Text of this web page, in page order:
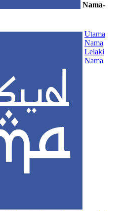
Nama-
Utama
Nama
Lelaki
Nama